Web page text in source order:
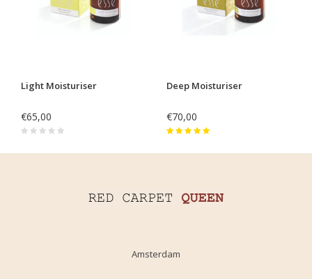
Light Moisturiser
€65,00
Deep Moisturiser
€70,00
Amsterdam